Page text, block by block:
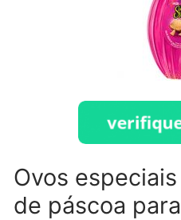
Ovos
de páscoa